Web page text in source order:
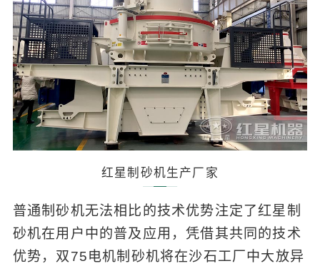
红星制砂机生产厂家
普通制砂机无法相比的技术优势注定了红星制
砂机在用户中的普及应用，凭借其共同的技术
优势，双75电机制砂机将在沙石工厂中大放异